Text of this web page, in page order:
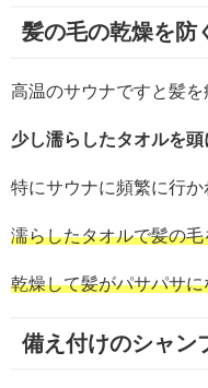
髪の毛の乾燥を防
高温のサウナですと髪を
少し濡らしたタオルを頭
特にサウナに頻繁に行か
濡らしたタオルで髪の
乾燥して髪がパサパサ
備え付けのシャン